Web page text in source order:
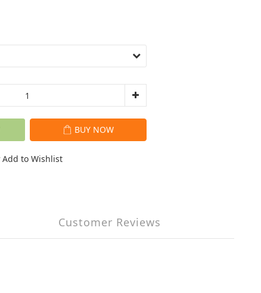
BUY NOW
Add to Wishlist
Customer Reviews